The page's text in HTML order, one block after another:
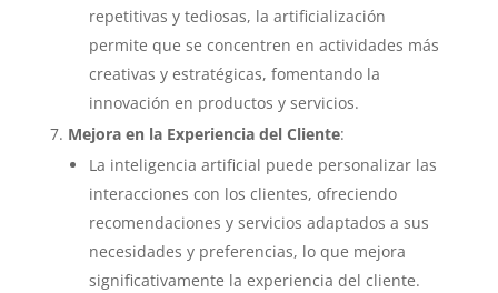
repetitivas y tediosas, la artificialización
permite que se concentren en actividades más
creativas y estratégicas, fomentando la
innovación en productos y servicios.
Mejora en la Experiencia del Cliente:
La inteligencia artificial puede personalizar las
interacciones con los clientes, ofreciendo
recomendaciones y servicios adaptados a sus
necesidades y preferencias, lo que mejora
significativamente la experiencia del cliente.